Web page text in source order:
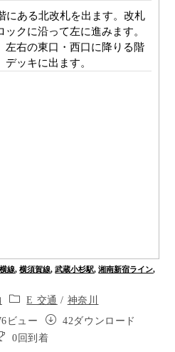
にある北改札を出ます。改札
ックに沿って左に進みます。
左右の東口・西口に降りる階
ッキに出ます。
の１・２番線のホームに上が
ーがあります。分岐を右に進
にあがります。分岐を左に
と、右手にエレベーター、
浜・日吉方面のホームにあ
線, 横須賀線, 武蔵小杉駅, 湘南新宿ライン,
E 交通 / 神奈川
ビュー
42ダウンロード
0回到着